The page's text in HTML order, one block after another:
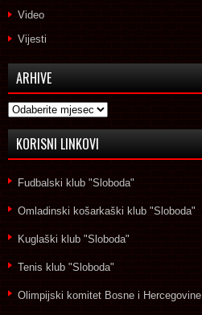
Video
Vijesti
ARHIVE
Arhive
KORISNI LINKOVI
Fudbalski klub "Sloboda"
Omladinski košarkaški klub "Sloboda"
Kuglaški klub "Sloboda"
Tenis klub "Sloboda"
Olimpijski komitet Bosne i Hercegovine